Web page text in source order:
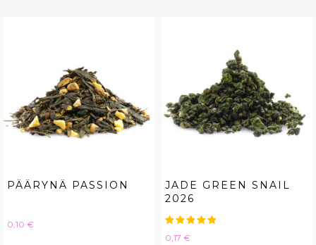
PÄÄRYNÄ PASSION
Hinta
0,10 €
JADE GREEN SNAIL
2026
Hinta
0,17 €